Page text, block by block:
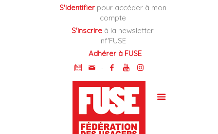
S'identifierpour accéder à mon
compte
S'inscrire à la newsletter
Inf'FUSE
Adhérer à FUSE
-
Cookies management panel